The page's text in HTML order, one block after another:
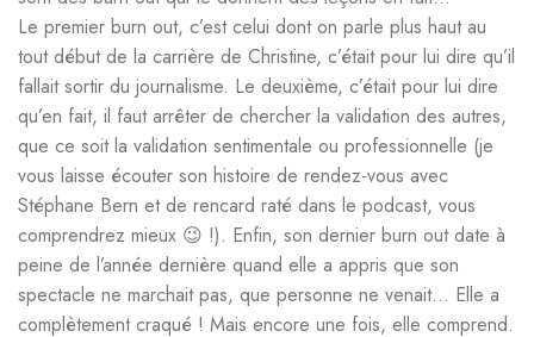
Le premier burn out, c’est celui dont on parle plus haut au
tout début de la carrière de Christine, c’était pour lui dire qu’il
fallait sortir du journalisme. Le deuxième, c’était pour lui dire
qu’en fait, il faut arrêter de chercher la validation des autres,
que ce soit la validation sentimentale ou professionnelle (je
vous laisse écouter son histoire de rendez-vous avec
Stéphane Bern et de rencard raté dans le podcast, vous
comprendrez mieux 😉 !). Enfin, son dernier burn out date à
peine de l’année dernière quand elle a appris que son
spectacle ne marchait pas, que personne ne venait… Elle a
complètement craqué ! Mais encore une fois, elle comprend.